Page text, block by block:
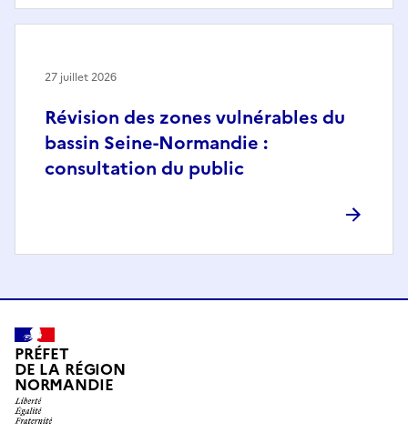
Révision des zones vulnérables du
bassin Seine-Normandie :
consultation du public
27 juillet 2026
PRÉFET
DE LA RÉGION
NORMANDIE